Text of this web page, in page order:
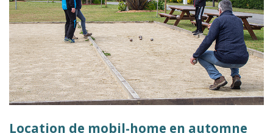
Location de mobil-home en automne